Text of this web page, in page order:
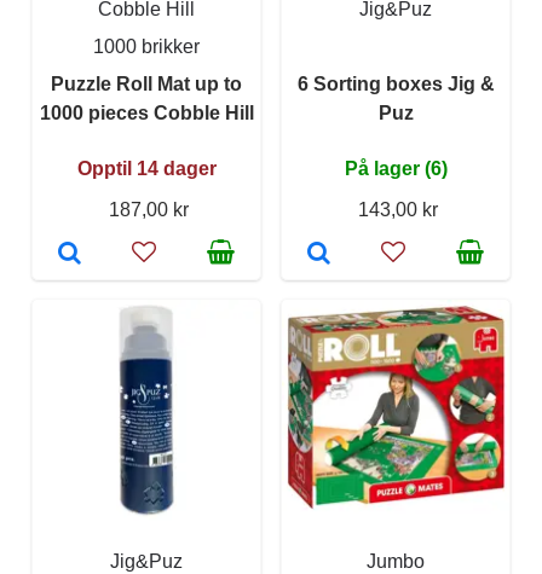
Cobble Hill
1000 brikker
Puzzle Roll Mat up to
1000 pieces Cobble Hill
Opptil 14 dager
187,00 kr
Jig&Puz
6 Sorting boxes Jig &
Puz
På lager (6)
143,00 kr
Jig&Puz Jumbo